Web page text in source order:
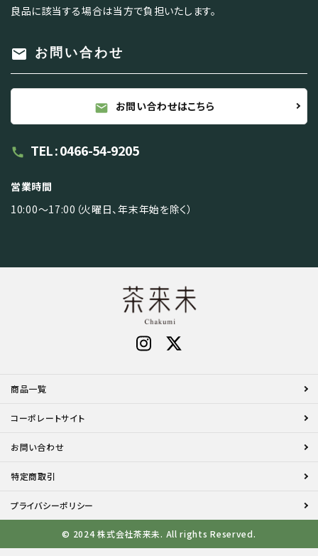
良品に該当する場合は当方で負担いたします。
mail お問い合わせ
mail お問い合わせはこちら
call TEL : 0466-54-9205
営業時間
10:00～17:00（火曜日、年末年始を除く）
商品一覧
コーポレートサイト
お問い合わせ
特定商取引
プライバシーポリシー
© 2024 株式会社茶来未. All rights Reserved.